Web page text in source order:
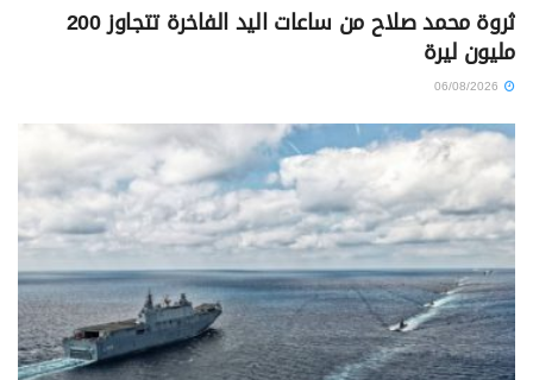
ثروة محمد صلاح من ساعات اليد الفاخرة تتجاوز 200
مليون ليرة